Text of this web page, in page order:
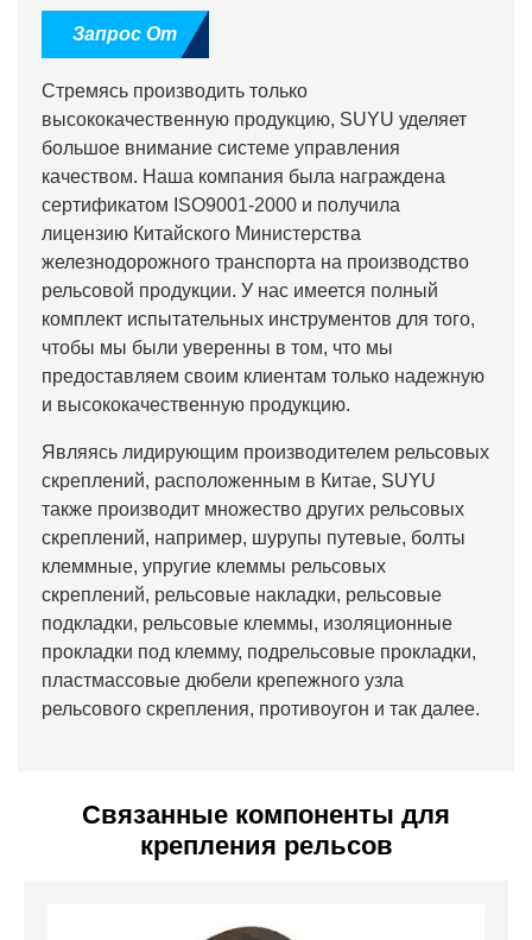
Запрос От
Стремясь производить только
высококачественную продукцию, SUYU уделяет
большое внимание системе управления
качеством. Наша компания была награждена
сертификатом ISO9001-2000 и получила
лицензию Китайского Министерства
железнодорожного транспорта на производство
рельсовой продукции. У нас имеется полный
комплект испытательных инструментов для того,
чтобы мы были уверенны в том, что мы
предоставляем своим клиентам только надежную
и высококачественную продукцию.
Являясь лидирующим производителем рельсовых
скреплений, расположенным в Китае, SUYU
также производит множество других рельсовых
скреплений, например, шурупы путевые, болты
клеммные, упругие клеммы рельсовых
скреплений, рельсовые накладки, рельсовые
подкладки, рельсовые клеммы, изоляционные
прокладки под клемму, подрельсовые прокладки,
пластмассовые дюбели крепежного узла
рельсового скрепления, противоугон и так далее.
Связанные компоненты для
крепления рельсов